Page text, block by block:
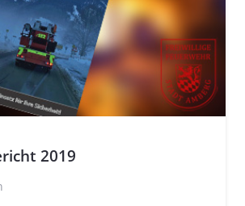
2019